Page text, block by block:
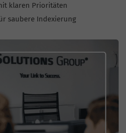
klaren Prioritäten
saubere Indexierung